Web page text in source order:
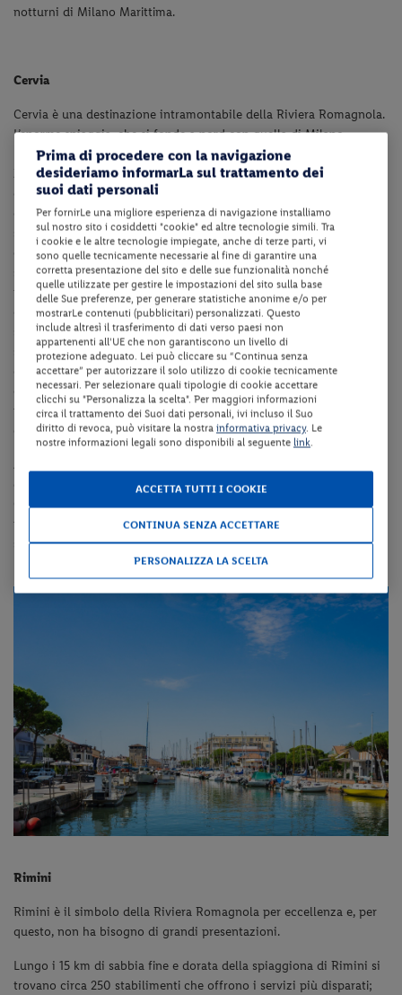
notturni di Milano Marittima.
Cervia
Cervia è una destinazione intramontabile della Riviera Romagnola.
L’enorme spiaggia, che si fonde a nord con quella di Milano
Marittima, mentre a sud, oltre le frazioni di Pinarella, Tagliata e
Zadina, si unisce a quella di Cesenatico, è gestita da centinaia di
ordinatissimi stabilimenti balneari che garantiscono ogni genere di
comfort ai turisti, dagli ombrelloni alle attrezzature sportive. La
sua morbidissima sabbia dorata non ha niente da invidiare a quella
delle destinazioni esotiche più gettonate, ma a Cervia non si viene
solo per stare in spiaggia: è infatti anche una rinomata meta
termale e vanta un interessante centro storico attraversato dal
caratteristico porto canale, lungo il quale si trovano alcuni edifici
storici testimoni dell’industria e del commercio del sale che per
secoli ha sostenuto l’economia locale. Oggi si può visitare il
complesso completamente riqualificato dei Magazzini del Sale –
dove è ospitato anche il MUSAMuseo del Sale di Cervia
racconta e valorizza la storia attraverso oggetti, immagini e
documenti testimoni della civiltà del sale.
Abbiamo detto di spiagge e tradizioni, ma per chi ama le
escursioni c’è anche la possibilità di visitare le famose saline di
Cervia, una riserva naturale di valore assoluto dove vivono
numerose specie di uccelli, tra cui gli splendidi fenicotteri, che da
sempre sono i più fotografati.
Rimini
Rimini è il simbolo della Riviera Romagnola per eccellenza e, per
questo, non ha bisogno di grandi presentazioni.
Lungo i 15 km di sabbia fine e dorata della spiaggiona di Rimini si
trovano circa 250 stabilimenti che offrono i servizi più disparati;
Prima di procedere con la navigazione
desideriamo informarLa sul trattamento dei
suoi dati personali
Per fornirLe una migliore esperienza di navigazione installiamo
sul nostro sito i cosiddetti "cookie" ed altre tecnologie simili. Tra
i cookie e le altre tecnologie impiegate, anche di terze parti, vi
sono quelle tecnicamente necessarie al fine di garantire una
corretta presentazione del sito e delle sue funzionalità nonché
quelle utilizzate per gestire le impostazioni del sito sulla base
delle Sue preferenze, per generare statistiche anonime e/o per
mostrarLe contenuti (pubblicitari) personalizzati. Questo
include altresì il trasferimento di dati verso paesi non
appartenenti all'UE che non garantiscono un livello di
protezione adeguato. Lei può cliccare su “Continua senza
accettare” per autorizzare il solo utilizzo di cookie tecnicamente
necessari. Per selezionare quali tipologie di cookie accettare
clicchi su "Personalizza la scelta". Per maggiori informazioni
circa il trattamento dei Suoi dati personali, ivi incluso il Suo
diritto di revoca, può visitare la nostra informativa privacy. Le
nostre informazioni legali sono disponibili al seguente link.
ACCETTA TUTTI I COOKIE
CONTINUA SENZA ACCETTARE
PERSONALIZZA LA SCELTA